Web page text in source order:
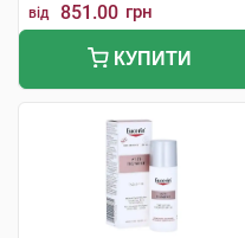
від 851.00 грн
КУПИТИ